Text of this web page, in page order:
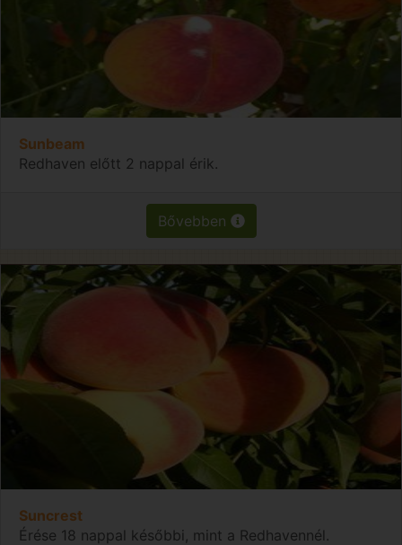
Sunbeam
Redhaven előtt 2 nappal érik.
Bővebben
Suncrest
Érése 18 nappal későbbi, mint a Redhavennél.